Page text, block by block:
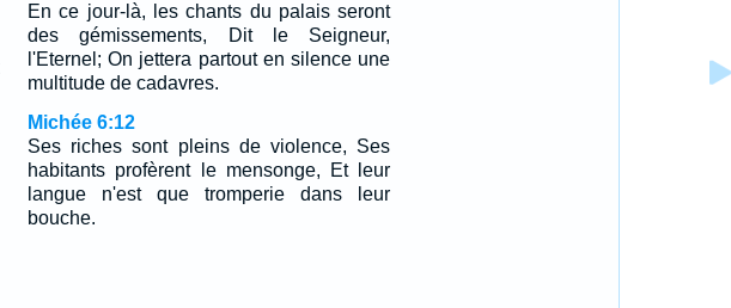
En ce jour-là, les chants du palais seront
des gémissements, Dit le Seigneur,
l'Eternel; On jettera partout en silence une
multitude de cadavres.
Michée 6:12
Ses riches sont pleins de violence, Ses
habitants profèrent le mensonge, Et leur
langue n'est que tromperie dans leur
bouche.